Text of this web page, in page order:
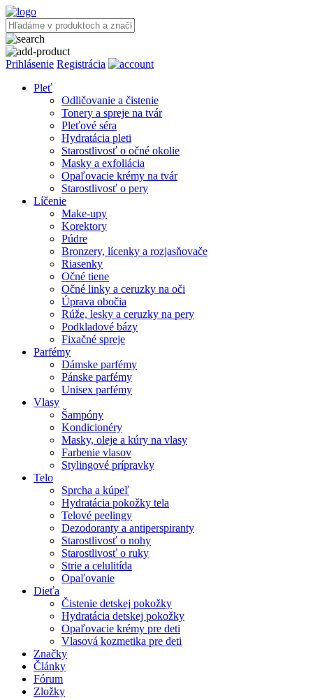
Prihlásenie Registrácia
Pleť
Odličovanie a čistenie
Tonery a spreje na tvár
Pleťové séra
Hydratácia pleti
Starostlivosť o očné okolie
Masky a exfoliácia
Opaľovacie krémy na tvár
Starostlivosť o pery
Líčenie
Make-upy
Korektory
Púdre
Bronzery, lícenky a rozjasňovače
Riasenky
Očné tiene
Očné linky a ceruzky na oči
Úprava obočia
Rúže, lesky a ceruzky na pery
Podkladové bázy
Fixačné spreje
Parfémy
Dámske parfémy
Pánske parfémy
Unisex parfémy
Vlasy
Šampóny
Kondicionéry
Masky, oleje a kúry na vlasy
Farbenie vlasov
Stylingové prípravky
Telo
Sprcha a kúpeľ
Hydratácia pokožky tela
Telové peelingy
Dezodoranty a antiperspiranty
Starostlivosť o nohy
Starostlivosť o ruky
Strie a celulitída
Opaľovanie
Dieťa
Čistenie detskej pokožky
Hydratácia detskej pokožky
Opaľovacie krémy pre deti
Vlasová kozmetika pre deti
Značky
Články
Fórum
Zložky